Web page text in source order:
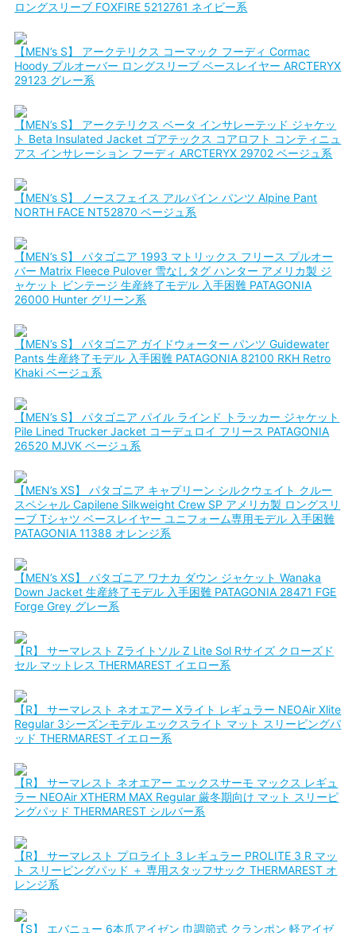
ロングスリーブ FOXFIRE 5212761 ネイビー系
【MEN’s S】 アークテリクス コーマック フーディ Cormac
Hoody プルオーバー ロングスリーブ ベースレイヤー ARCTERYX
29123 グレー系
【MEN’s S】 アークテリクス ベータ インサレーテッド ジャケッ
ト Beta Insulated Jacket ゴアテックス コアロフト コンティニュ
アス インサレーション フーディ ARCTERYX 29702 ベージュ系
【MEN’s S】 ノースフェイス アルパイン パンツ Alpine Pant
NORTH FACE NT52870 ベージュ系
【MEN’s S】 パタゴニア 1993 マトリックス フリース プルオー
バー Matrix Fleece Pulover 雪なしタグ ハンター アメリカ製 ジ
ャケット ビンテージ 生産終了モデル 入手困難 PATAGONIA
26000 Hunter グリーン系
【MEN’s S】 パタゴニア ガイドウォーター パンツ Guidewater
Pants 生産終了モデル 入手困難 PATAGONIA 82100 RKH Retro
Khaki ベージュ系
【MEN’s S】 パタゴニア パイル ラインド トラッカー ジャケット
Pile Lined Trucker Jacket コーデュロイ フリース PATAGONIA
26520 MJVK ベージュ系
【MEN’s XS】 パタゴニア キャプリーン シルクウェイト クルー
スペシャル Capilene Silkweight Crew SP アメリカ製 ロングスリ
ーブ Tシャツ ベースレイヤー ユニフォーム専用モデル 入手困難
PATAGONIA 11388 オレンジ系
【MEN’s XS】 パタゴニア ワナカ ダウン ジャケット Wanaka
Down Jacket 生産終了モデル 入手困難 PATAGONIA 28471 FGE
Forge Grey グレー系
【R】 サーマレスト Zライトソル Z Lite Sol Rサイズ クローズド
セル マットレス THERMAREST イエロー系
【R】 サーマレスト ネオエアー Xライト レギュラー NEOAir Xlite
Regular 3シーズンモデル エックスライト マット スリーピングパ
ッド THERMAREST イエロー系
【R】 サーマレスト ネオエアー エックスサーモ マックス レギュ
ラー NEOAir XTHERM MAX Regular 厳冬期向け マット スリーピ
ングパッド THERMAREST シルバー系
【R】 サーマレスト プロライト 3 レギュラー PROLITE 3 R マッ
ト スリーピングパッド ＋ 専用スタッフサック THERMAREST オ
レンジ系
【S】 エバニュー 6本爪アイゼン 巾調節式 クランポン 軽アイゼ